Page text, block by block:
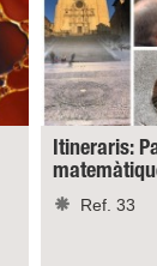
Itineraris:
Ref. 33